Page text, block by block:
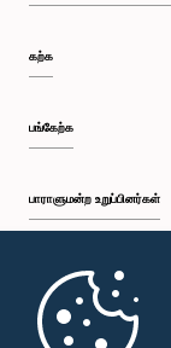
கற்க
பங்கேற்க
பாராளுமன்ற உறுப்பினர்கள்
முதற்பக்கம்